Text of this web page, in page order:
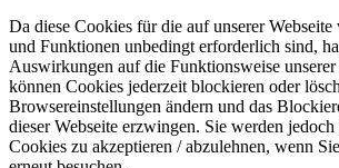
Da diese Cookies für die auf unserer
und Funktionen unbedingt erforderlich sind,
Auswirkungen auf die Funktionsweise unserer
können Cookies jederzeit blockieren oder
Browsereinstellungen ändern und das
dieser Webseite erzwingen. Sie werden
Cookies zu akzeptieren / abzulehnen, wenn